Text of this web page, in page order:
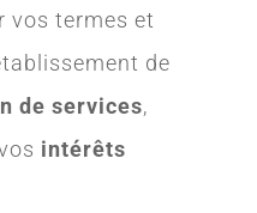
vos termes et
de
de services,
intérêts